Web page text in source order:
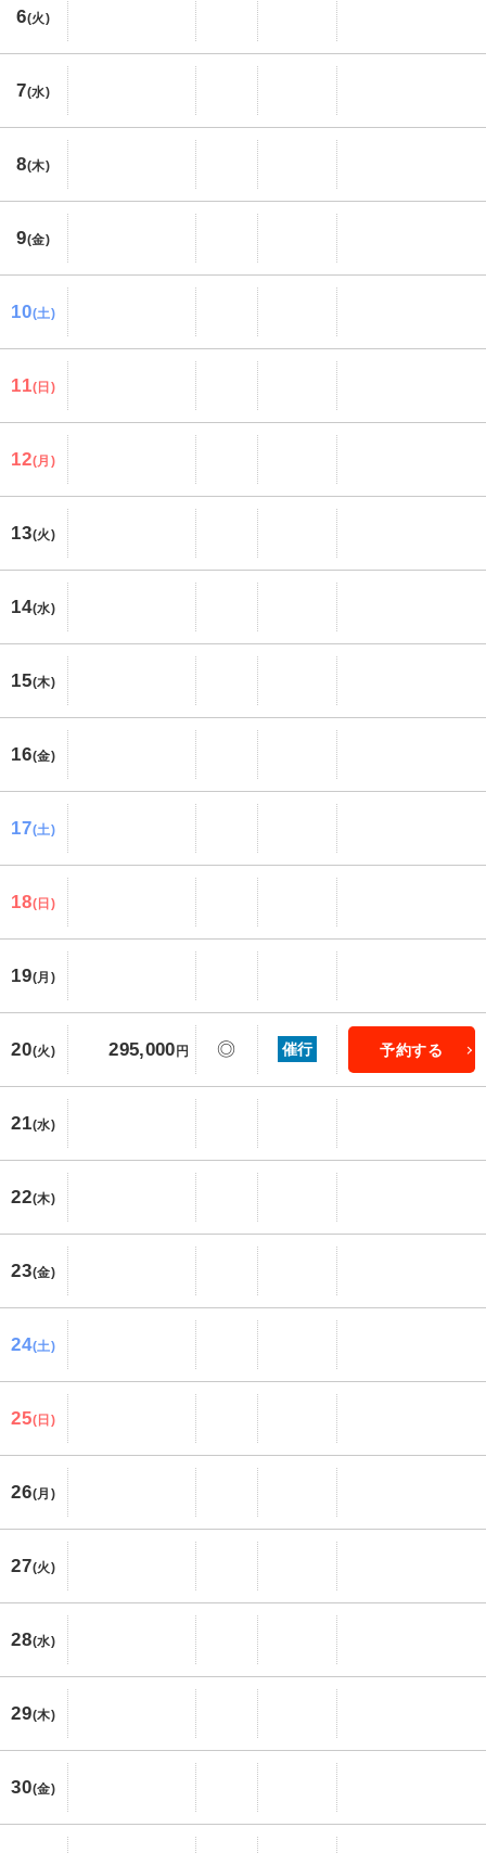
6(火)
7(水)
8(木)
9(金)
10(土)
11(日)
12(月)
13(火)
14(水)
15(木)
16(金)
17(土)
18(日)
19(月)
20(火) 295,000 円 ◎ 催行 予約する
21(水)
22(木)
23(金)
24(土)
25(日)
26(月)
27(火)
28(水)
29(木)
30(金)